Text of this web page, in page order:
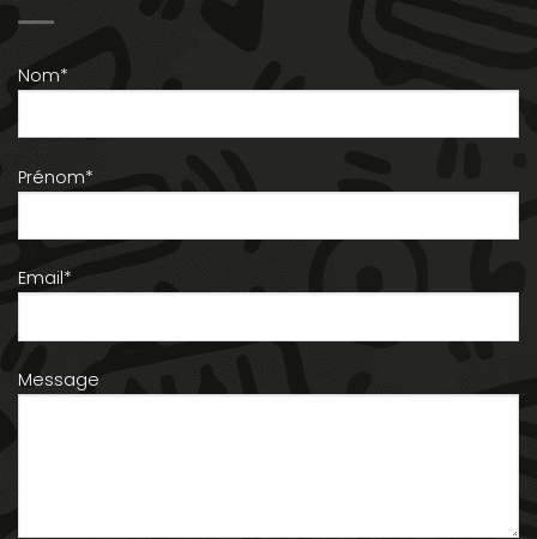
Nom*
Prénom*
Email*
Message